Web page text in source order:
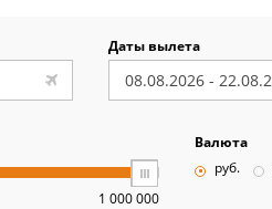
Даты вылета
1 000 000
Валюта
руб.